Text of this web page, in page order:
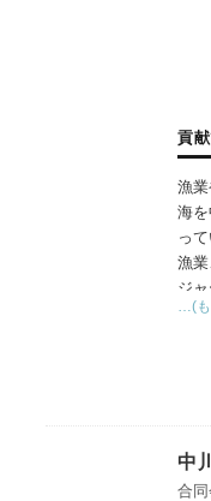
貢
漁
海
って
漁
ジ
ッ
体
に
88
意
…(
中
合